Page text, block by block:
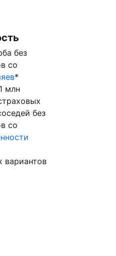
без
со
*
млн
без
со
вариантов